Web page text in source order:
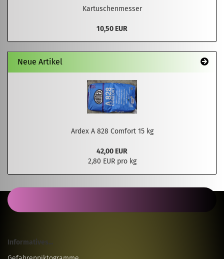
Kartuschenmesser
10,50 EUR
Neue Artikel
Ardex A 828 Comfort 15 kg
42,00 EUR
2,80 EUR pro kg
Informatives...